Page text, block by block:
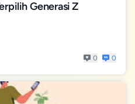
Generasi Z
0 0